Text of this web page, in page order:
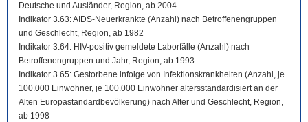
Deutsche und Ausländer, Region, ab 2004
Indikator 3.63: AIDS-Neuerkrankte (Anzahl) nach Betroffenengruppen
und Geschlecht, Region, ab 1982
Indikator 3.64: HIV-positiv gemeldete Laborfälle (Anzahl) nach
Betroffenengruppen und Jahr, Region, ab 1993
Indikator 3.65: Gestorbene infolge von Infektionskrankheiten (Anzahl, je
100.000 Einwohner, je 100.000 Einwohner altersstandardisiert an der
Alten Europastandardbevölkerung) nach Alter und Geschlecht, Region,
ab 1998